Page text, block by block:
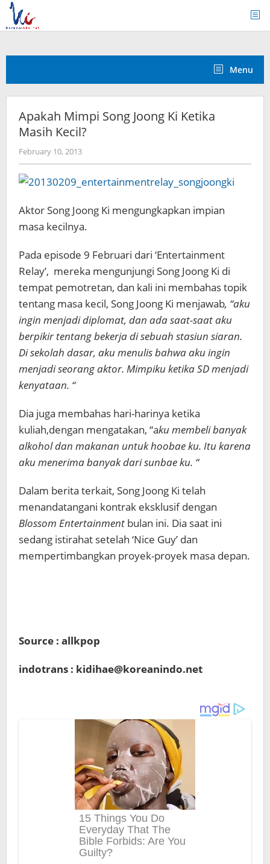
Skip
content
Menu
Apakah Mimpi Song Joong Ki Ketika
Masih Kecil?
February 10, 2013by
Koreanindo
Aktor Song Joong Ki mengungkapkan impian
masa kecilnya.
Pada episode 9 Februari dari ‘Entertainment
Relay’, mereka mengunjungi Song Joong Ki di
tempat pemotretan, dan kali ini membahas topik
tentang masa kecil, Song Joong Ki menjawab, “aku
ingin menjadi diplomat, dan ada saat-saat aku
berpikir tentang bekerja di sebuah stasiun siaran.
Di sekolah dasar, aku menulis bahwa aku ingin
menjadi seorang aktor. Mimpiku ketika SD menjadi
kenyataan. “
Dia juga membahas hari-harinya ketika
kuliah,dengan mengatakan, “aku membeli banyak
alkohol dan makanan untuk hoobae ku. Itu karena
aku menerima banyak dari sunbae ku. “
Dalam berita terkait, Song Joong Ki telah
menandatangani kontrak eksklusif dengan
Blossom Entertainment bulan ini. Dia saat ini
sedang istirahat setelah ‘Nice Guy’ dan
mempertimbangkan proyek-proyek masa depan.
Source : allkpop
indotrans : kidihae@koreanindo.net